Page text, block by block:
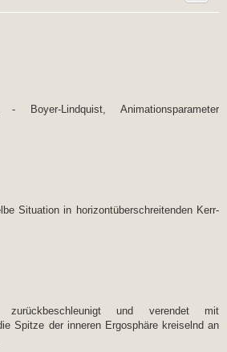
- Boyer-Lindquist, Animationsparameter
Situation in horizontüberschreitenden Kerr-
und verendet mit
Spitze der inneren Ergosphäre kreiselnd an